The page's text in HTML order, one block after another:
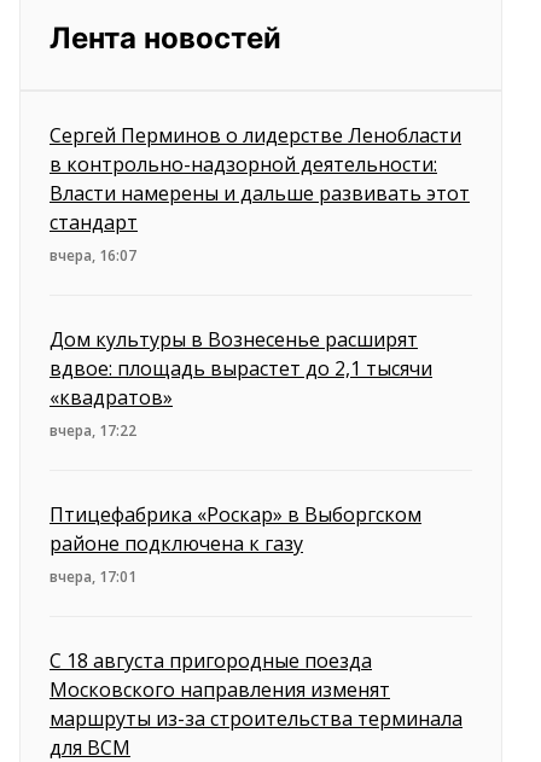
Лента новостей
Сергей Перминов о лидерстве Ленобласти
в контрольно-надзорной деятельности:
Власти намерены и дальше развивать этот
стандарт
вчера, 16:07
Дом культуры в Вознесенье расширят
вдвое: площадь вырастет до 2,1 тысячи
«квадратов»
вчера, 17:22
Птицефабрика «Роскар» в Выборгском
районе подключена к газу
вчера, 17:01
С 18 августа пригородные поезда
Московского направления изменят
маршруты из-за строительства терминала
для ВСМ